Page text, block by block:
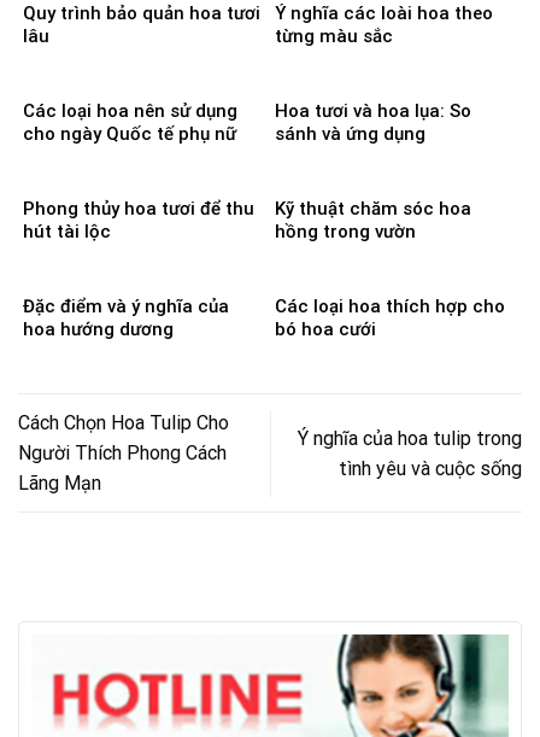
Quy trình bảo quản hoa tươi
lâu
Ý nghĩa các loài hoa theo
từng màu sắc
Các loại hoa nên sử dụng
cho ngày Quốc tế phụ nữ
Hoa tươi và hoa lụa: So
sánh và ứng dụng
Phong thủy hoa tươi để thu
hút tài lộc
Kỹ thuật chăm sóc hoa
hồng trong vườn
Đặc điểm và ý nghĩa của
hoa hướng dương
Các loại hoa thích hợp cho
bó hoa cưới
Cách Chọn Hoa Tulip Cho
Người Thích Phong Cách
Lãng Mạn
Ý nghĩa của hoa tulip trong
tình yêu và cuộc sống